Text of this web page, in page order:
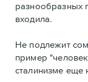
разнообразных
входила.
Не подлежит
пример
сталинизме еще